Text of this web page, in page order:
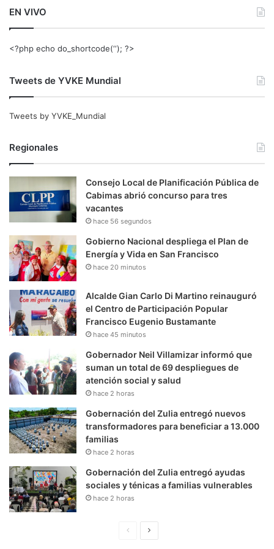
EN VIVO
<?php echo do_shortcode(‘‘); ?>
Tweets de YVKE Mundial
Tweets by YVKE_Mundial
Regionales
Consejo Local de Planificación Pública de
Cabimas abrió concurso para tres
vacantes
hace 56 segundos
Gobierno Nacional despliega el Plan de
Energía y Vida en San Francisco
hace 20 minutos
Alcalde Gian Carlo Di Martino reinauguró
el Centro de Participación Popular
Francisco Eugenio Bustamante
hace 45 minutos
Gobernador Neil Villamizar informó que
suman un total de 69 despliegues de
atención social y salud
hace 2 horas
Gobernación del Zulia entregó nuevos
transformadores para beneficiar a 13.000
familias
hace 2 horas
Gobernación del Zulia entregó ayudas
sociales y ténicas a familias vulnerables
hace 2 horas